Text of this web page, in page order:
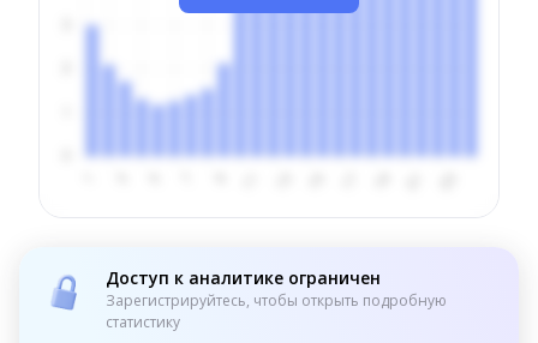
Доступ к аналитике ограничен
Зарегистрируйтесь, чтобы открыть подробную
статистику